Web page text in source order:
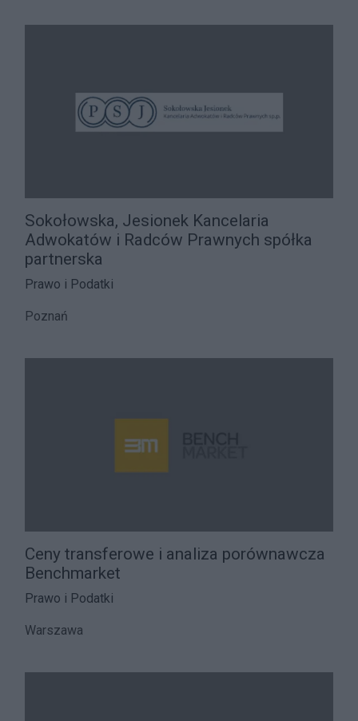
Sokołowska, Jesionek Kancelaria
Adwokatów i Radców Prawnych spółka
partnerska
Prawo i Podatki
Poznań
Ceny transferowe i analiza porównawcza
Benchmarket
Prawo i Podatki
Warszawa